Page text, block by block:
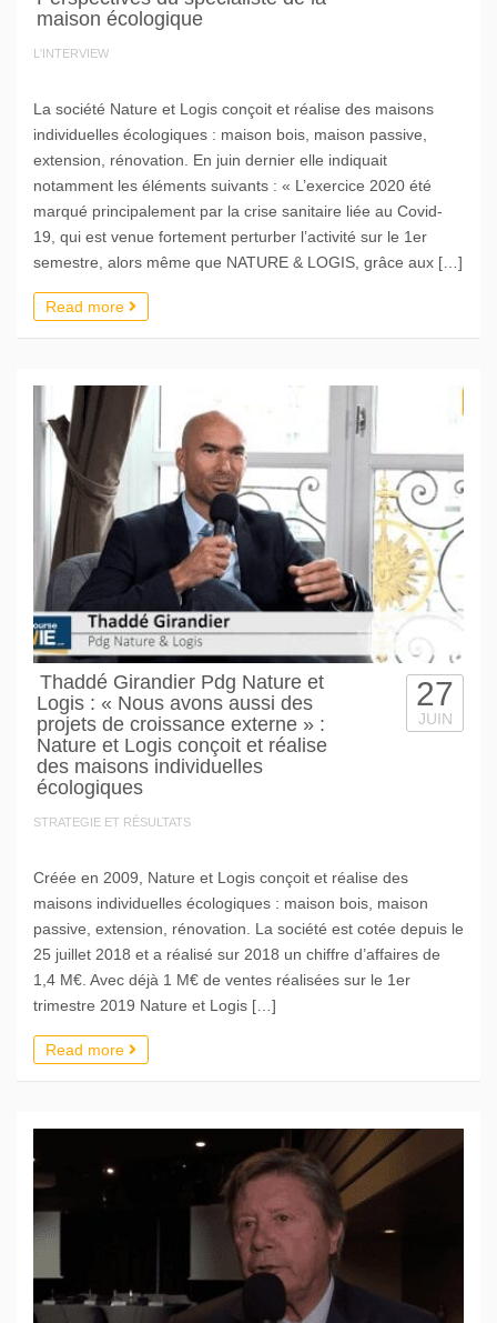
maison écologique
L'INTERVIEW
La société Nature et Logis conçoit et réalise des maisons
individuelles écologiques : maison bois, maison passive,
extension, rénovation. En juin dernier elle indiquait
notamment les éléments suivants : « L’exercice 2020 été
marqué principalement par la crise sanitaire liée au Covid-
19, qui est venue fortement perturber l’activité sur le 1er
semestre, alors même que NATURE & LOGIS, grâce aux […]
Read more
Thaddé Girandier Pdg Nature et
Logis : « Nous avons aussi des
projets de croissance externe » :
Nature et Logis conçoit et réalise
des maisons individuelles
écologiques
STRATEGIE ET RÉSULTATS
27
JUIN
Créée en 2009, Nature et Logis conçoit et réalise des
maisons individuelles écologiques : maison bois, maison
passive, extension, rénovation. La société est cotée depuis le
25 juillet 2018 et a réalisé sur 2018 un chiffre d’affaires de
1,4 M€. Avec déjà 1 M€ de ventes réalisées sur le 1er
trimestre 2019 Nature et Logis […]
Read more